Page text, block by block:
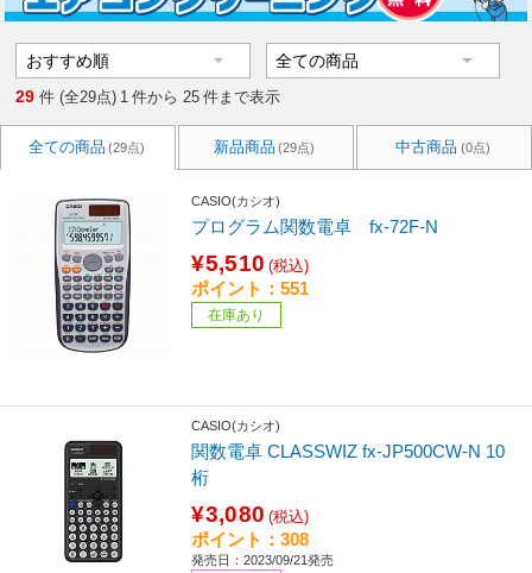
29 件 (全29点) 1 件から 25 件まで表示
全ての商品 (29点) 新品商品 (29点) 中古商品 (0点)
CASIO(カシオ)
プログラム関数電卓 fx-72F-N
¥5,510 (税込)
ポイント：551
在庫あり
CASIO(カシオ)
関数電卓 CLASSWIZ fx-JP500CW-N 10
桁
¥3,080 (税込)
ポイント：308
発売日：2023/09/21発売